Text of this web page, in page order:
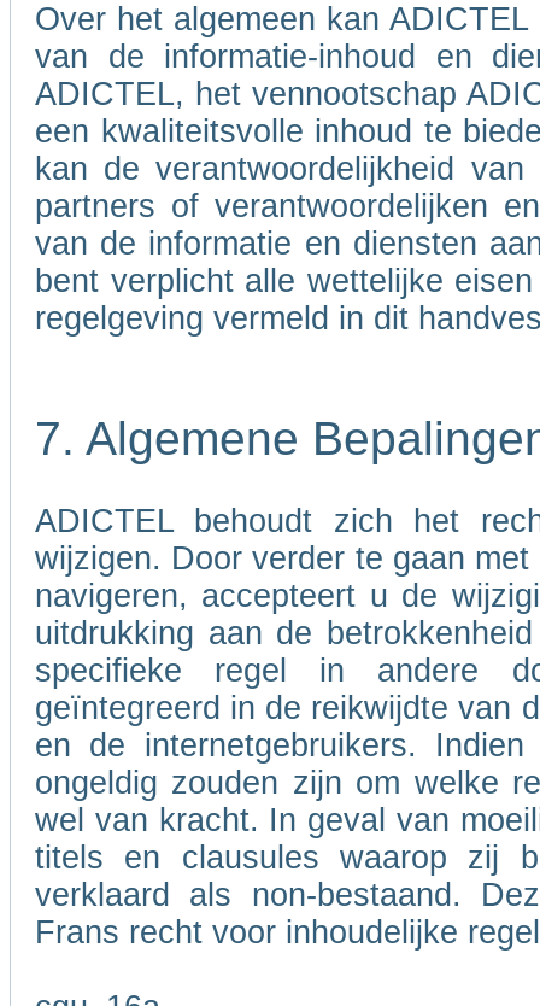
Over het algemeen kan
van de informatie-inhoud en
ADICTEL, het vennootschap
een kwaliteitsvolle inhoud te
kan de verantwoordelijkheid
partners of verantwoordelijken
van de informatie en diensten
bent verplicht alle wettelijke
regelgeving vermeld in dit
7. Algemene
ADICTEL behoudt zich het
wijzigen. Door verder te gaan
navigeren, accepteert u de
uitdrukking aan de
specifieke regel in andere
geïntegreerd in de reikwijdte van
en de internetgebruikers.
ongeldig zouden zijn om welke
wel van kracht. In geval van
titels en clausules waarop zij
verklaard als non-bestaand.
Frans recht voor inhoudelijke